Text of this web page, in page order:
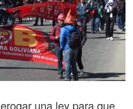
una ley para que